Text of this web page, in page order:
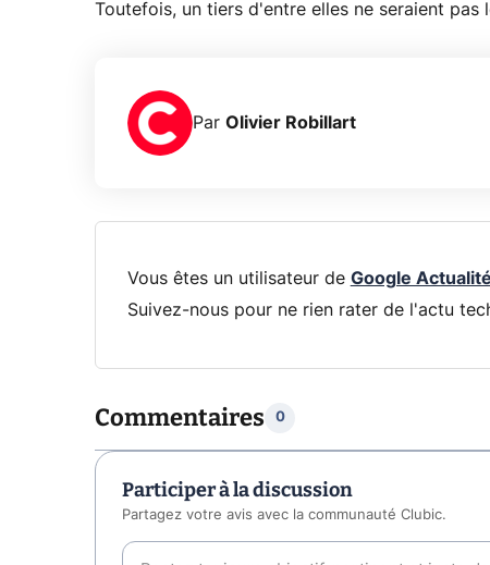
Toutefois, un tiers d'entre elles ne seraient
Par Olivier Robillart
Vous êtes un utilisateur de Google
Suivez-nous pour ne rien rater de l'actu
Commentaires 0
Participer à la discussion
Partagez votre avis avec la communauté Clubic.